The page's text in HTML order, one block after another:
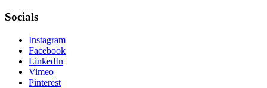
Socials
Instagram
Facebook
LinkedIn
Vimeo
Pinterest